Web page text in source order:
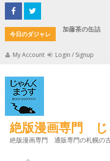
Skip
to
content
今日のダジャレ
加藤茶の缶詰
My Account Login / Signup
絶版漫画専門 じ
絶版漫画専門 通販専門の札幌の